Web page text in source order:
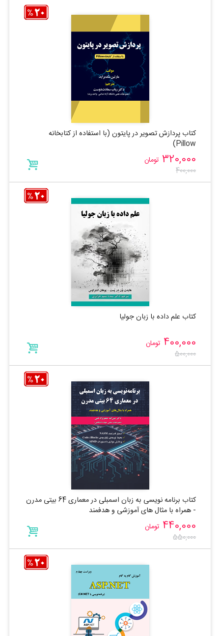
کتاب پردازش تصویر در پایتون (با استفاده از کتابخانه
Pillow)
320,000 تومان
400,000
کتاب علم داده با زبان جولیا
400,000 تومان
500,000
کتاب برنامه نویسی به زبان اسمبلی در معماری 64 بیتی مدرن
- همراه با مثال های آموزشی و هدفمند
440,000 تومان
550,000